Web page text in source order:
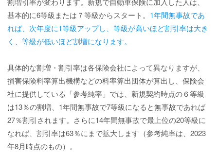
基本的に6等級または７等級からスタート。 1年間無事故であ
れば、次年度に1等級アップし、等級が高いほど割引率は大き
く、等級が低いほど割増になります。
具体的な割増・割引率は各保険会社によって異なりますが、
損害保険料率算出機構などの料率算出団体が算出し、保険会
社に提供している「参考純率」では、新規契約時点の６等級
は13％の割増、1年間無事故で7等級になると無事故であれば
27％割引されます。さらに14年間無事故で最上位の20等級に
なれば、割引率は63％にまで拡大します（参考純率は、2023
年8月時点のもの）。